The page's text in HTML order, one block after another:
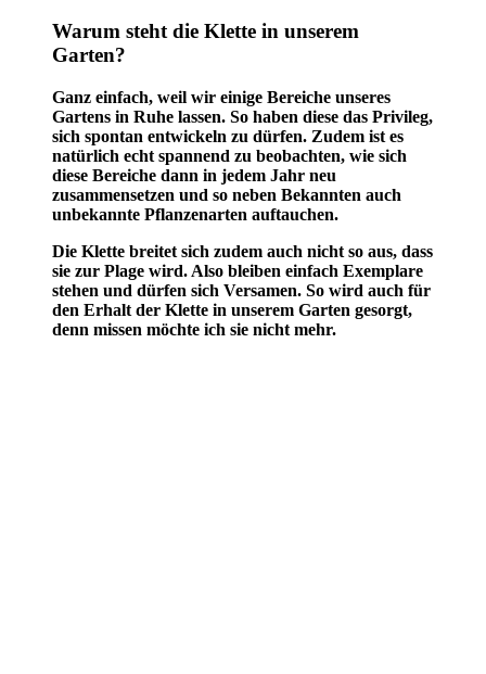
Warum steht die Klette in unserem
Garten?
Ganz einfach, weil wir einige Bereiche unseres
Gartens in Ruhe lassen. So haben diese das Privileg,
sich spontan entwickeln zu dürfen. Zudem ist es
natürlich echt spannend zu beobachten, wie sich
diese Bereiche dann in jedem Jahr neu
zusammensetzen und so neben Bekannten auch
unbekannte Pflanzenarten auftauchen.
Die Klette breitet sich zudem auch nicht so aus, dass
sie zur Plage wird. Also bleiben einfach Exemplare
stehen und dürfen sich Versamen. So wird auch für
den Erhalt der Klette in unserem Garten gesorgt,
denn missen möchte ich sie nicht mehr.